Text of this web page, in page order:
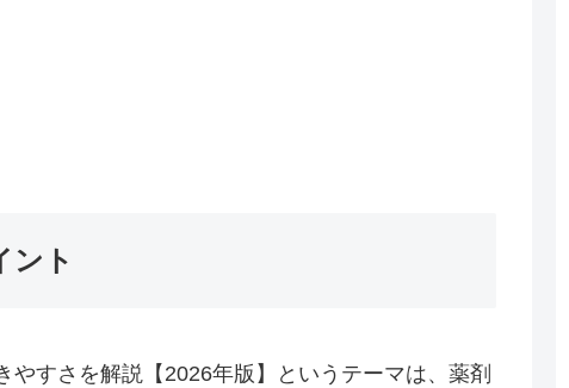
ント
すさを解説【2026年版】というテーマは、薬剤